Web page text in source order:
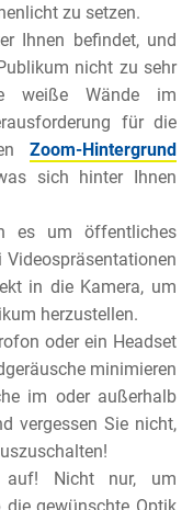
zu setzen.
Ihnen befindet, und
nicht zu sehr
weiße Wände im
für die
Zoom-Hintergrund
sich hinter Ihnen
es um öffentliches
in die Kamera, um
herzustellen.
oder ein Headset
minimieren
im oder außerhalb
vergessen Sie nicht,
auf! Nicht nur, um